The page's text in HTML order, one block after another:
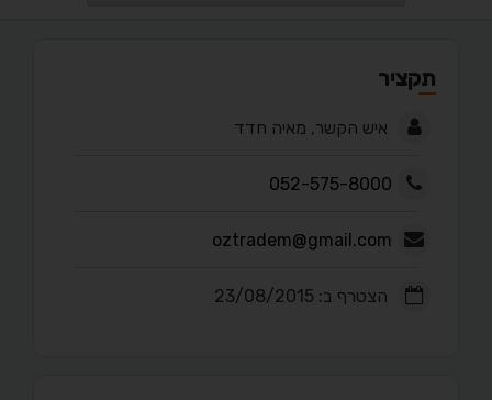
תקציר
איש הקשר, מאיה חדד
052-575-8000
oztradem@gmail.com
הצטרף ב: 23/08/2015